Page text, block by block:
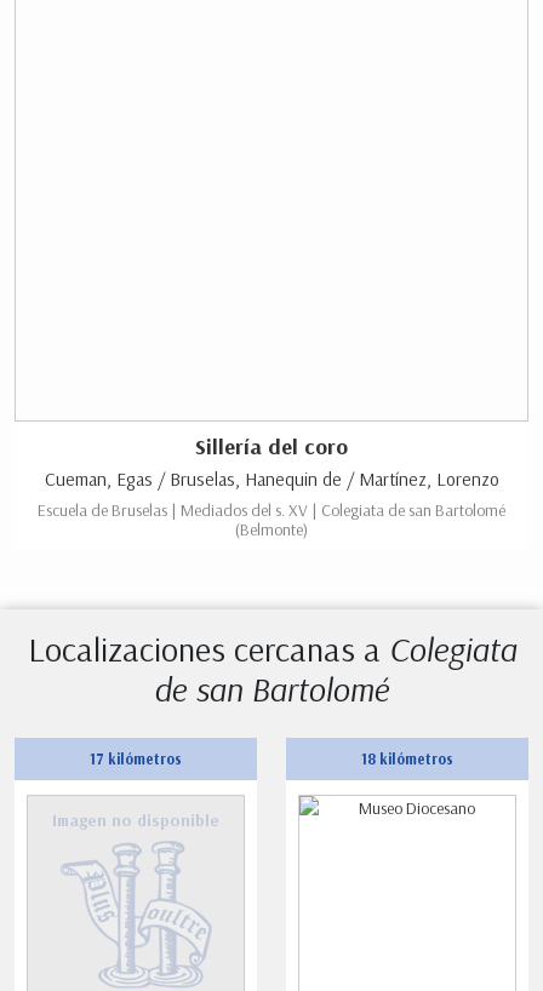
Sillería del coro
Cueman, Egas / Bruselas, Hanequin de / Martínez, Lorenzo
Escuela de Bruselas | Mediados del s. XV | Colegiata de san Bartolomé
(Belmonte)
Localizaciones cercanas a Colegiata
de san Bartolomé
17 kilómetros
Imagen no disponible
18 kilómetros